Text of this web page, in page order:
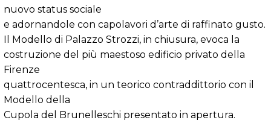
nuovo status sociale
e adornandole con capolavori d’arte di raffinato gusto.
Il Modello di Palazzo Strozzi, in chiusura, evoca la
costruzione del più maestoso edificio privato della
Firenze
quattrocentesca, in un teorico contraddittorio con il
Modello della
Cupola del Brunelleschi presentato in apertura.